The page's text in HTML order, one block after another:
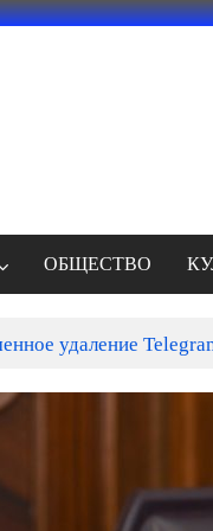
ОБЩЕСТВО
удаление